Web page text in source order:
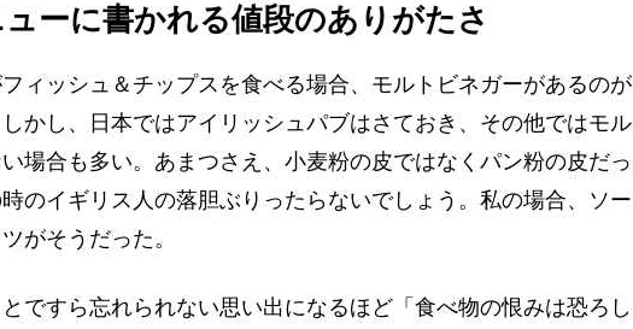
ーに書かれる値段のありがたさ
ィッシュ＆チップスを食べる場合、モルトビネガーがあるのが
かし、日本ではアイリッシュパブはさておき、その他ではモル
い場合も多い。あまつさえ、小麦粉の皮ではなくパン粉の皮だっ
のイギリス人の落胆ぶりったらないでしょう。私の場合、ソー
がそうだった。
ですら忘れられない思い出になるほど「食べ物の恨みは恐ろし